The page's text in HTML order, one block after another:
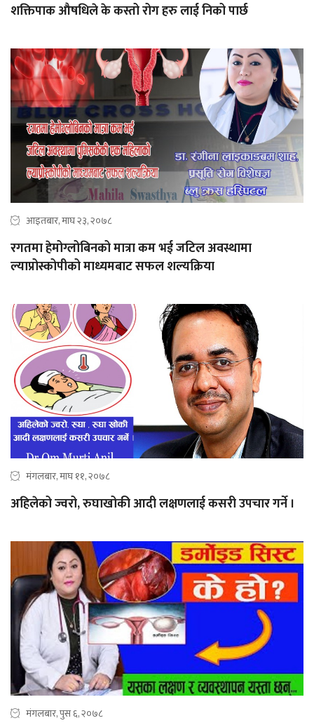
शक्तिपाक औषधिले के कस्तो रोग हरु लाई निको पार्छ
आइतबार, माघ २३, २०७८
रगतमा हेमोग्लोबिनको मात्रा कम भई जटिल अवस्थामा
ल्याप्रोस्कोपीको माध्यमबाट सफल शल्यक्रिया
मंगलबार, माघ ११, २०७८
अहिलेको ज्वरो, रुघाखोकी आदी लक्षणलाई कसरी उपचार गर्ने ।
मंगलबार, पुस ६, २०७८